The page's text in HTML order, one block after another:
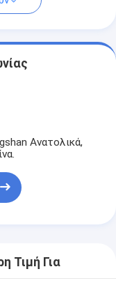
Ανατολικά,
Τιμή Για